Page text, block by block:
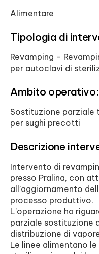
Alimentare
Tipologia di
Revamping –
per autoclavi di
Ambito operativo:
Sostituzione parziale
per sughi precotti
Descrizione
Intervento di
presso Pralina, con
all’aggiornamento
processo produttivo.
L’operazione ha
parziale sostituzione
distribuzione di
Le linee alimentano